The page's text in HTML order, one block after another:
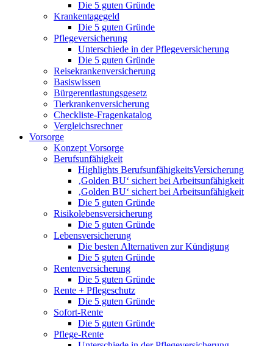
Die 5 guten Gründe
Krankentagegeld
Die 5 guten Gründe
Pflegeversicherung
Unterschiede in der Pflegeversicherung
Die 5 guten Gründe
Reisekrankenversicherung
Basiswissen
Bürgerentlastungsgesetz
Tierkrankenversicherung
Checkliste-Fragenkatalog
Vergleichsrechner
Vorsorge
Konzept Vorsorge
Berufsunfähigkeit
Highlights BerufsunfähigkeitsVersicherung
‚Golden BU‘ sichert bei Arbeitsunfähigkeit
‚Golden BU‘ sichert bei Arbeitsunfähigkeit
Die 5 guten Gründe
Risikolebensversicherung
Die 5 guten Gründe
Lebensversicherung
Die besten Alternativen zur Kündigung
Die 5 guten Gründe
Rentenversicherung
Die 5 guten Gründe
Rente + Pflegeschutz
Die 5 guten Gründe
Sofort-Rente
Die 5 guten Gründe
Pflege-Rente